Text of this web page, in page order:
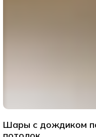
Шары с дождиком